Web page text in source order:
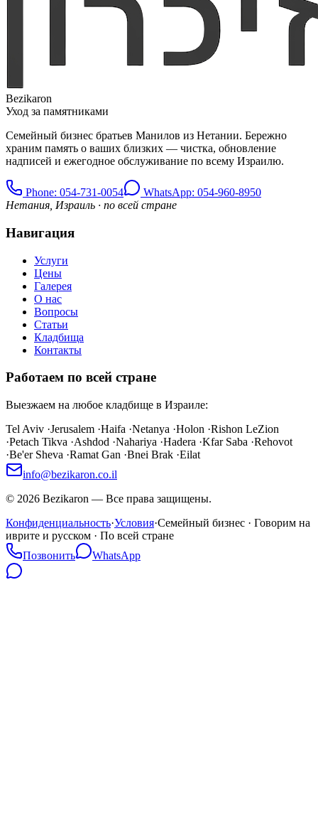
Bezikaron
Уход за памятниками
Семейный бизнес братьев Манилов из Нетании. Бережно
храним память о ваших близких — чистка, обновление
надписей и ежегодное обслуживание по всему Израилю.
Phone: 054-731-0054
WhatsApp: 054-960-8950
Нетания, Израиль · по всей стране
Навигация
Услуги
Цены
Галерея
О нас
Вопросы
Статьи
Кладбища
Контакты
Работаем по всей стране
Выезжаем на любое кладбище в Израиле:
Tel Aviv ·Jerusalem ·Haifa ·Netanya ·Holon ·Rishon LeZion
·Petach Tikva ·Ashdod ·Nahariya ·Hadera ·Kfar Saba ·Rehovot
·Be'er Sheva ·Ramat Gan ·Bnei Brak ·Eilat
info@bezikaron.co.il
© 2026 Bezikaron — Все права защищены.
Конфиденциальность·Условия·Семейный бизнес · Говорим на
иврите и русском · По всей стране
Позвонить
WhatsApp